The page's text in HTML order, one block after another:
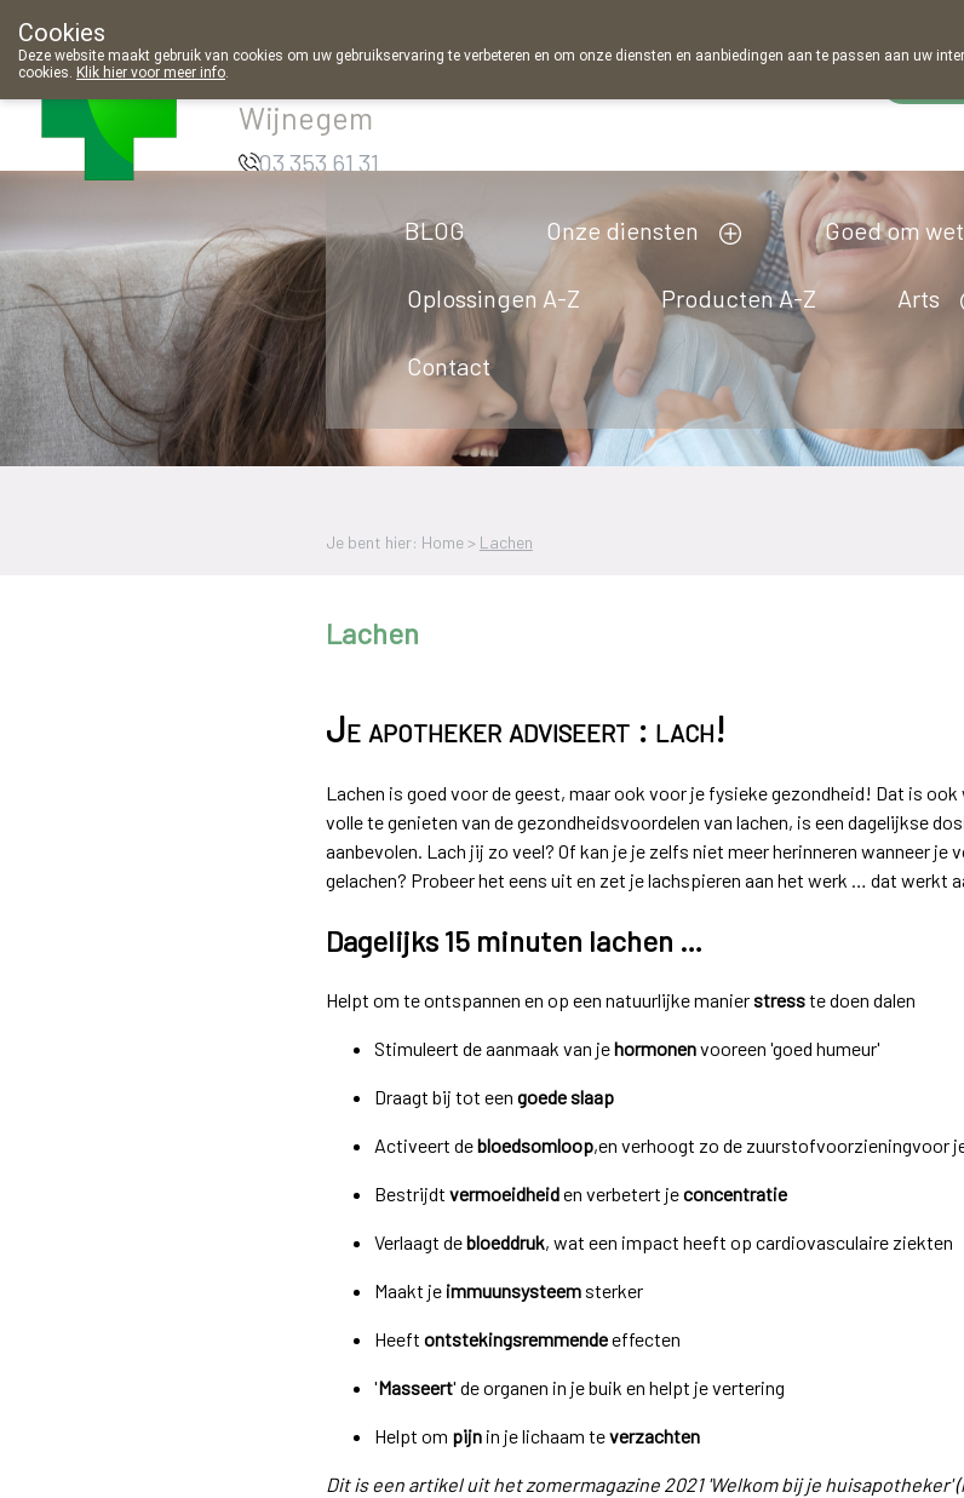
Apotheek
Wijnegem
03 353 61 31
BLOG Onze diensten Goed om
Oplossingen A-Z Producten A-Z Arts
Contact
Je bent hier: Home > Lachen
Lachen
Je apotheker adviseert : lach!
Lachen is goed voor de geest, maar ook voor je fysieke gezondheid! Dat is
volle te genieten van de gezondheidsvoordelen van lachen, is een dagelijkse
aanbevolen. Lach jij zo veel? Of kan je je zelfs niet meer herinneren wanneer je
gelachen? Probeer het eens uit en zet je lachspieren aan het werk … dat werkt
Dagelijks 15 minuten lachen …
Helpt om te ontspannen en op een natuurlijke manierstresste doen dalen
Stimuleert de aanmaak van jehormonenvooreen 'goed humeur'
Draagt bij tot een goede slaap
Activeert debloedsomloop,en verhoogt zo de zuurstofvoorzieningvoor
Bestrijdt vermoeidheiden verbetert jeconcentratie
Verlaagt debloeddruk, wat een impact heeft op cardiovasculaire ziekten
Maakt je immuunsysteemsterker
Heeft ontstekingsremmendeeffecten
'Masseert' de organen in je buik en helpt je vertering
Helpt om pijnin je lichaam teverzachten
Dit is een artikel uit het zomermagazine 2021 'Welkom bij je huisapotheker'
Cookies
Deze website maakt gebruik van cookies om uw gebruikservaring te verbeteren en om onze diensten en aanbiedingen aan te passen aan uw
cookies. Klik hier voor meer info.